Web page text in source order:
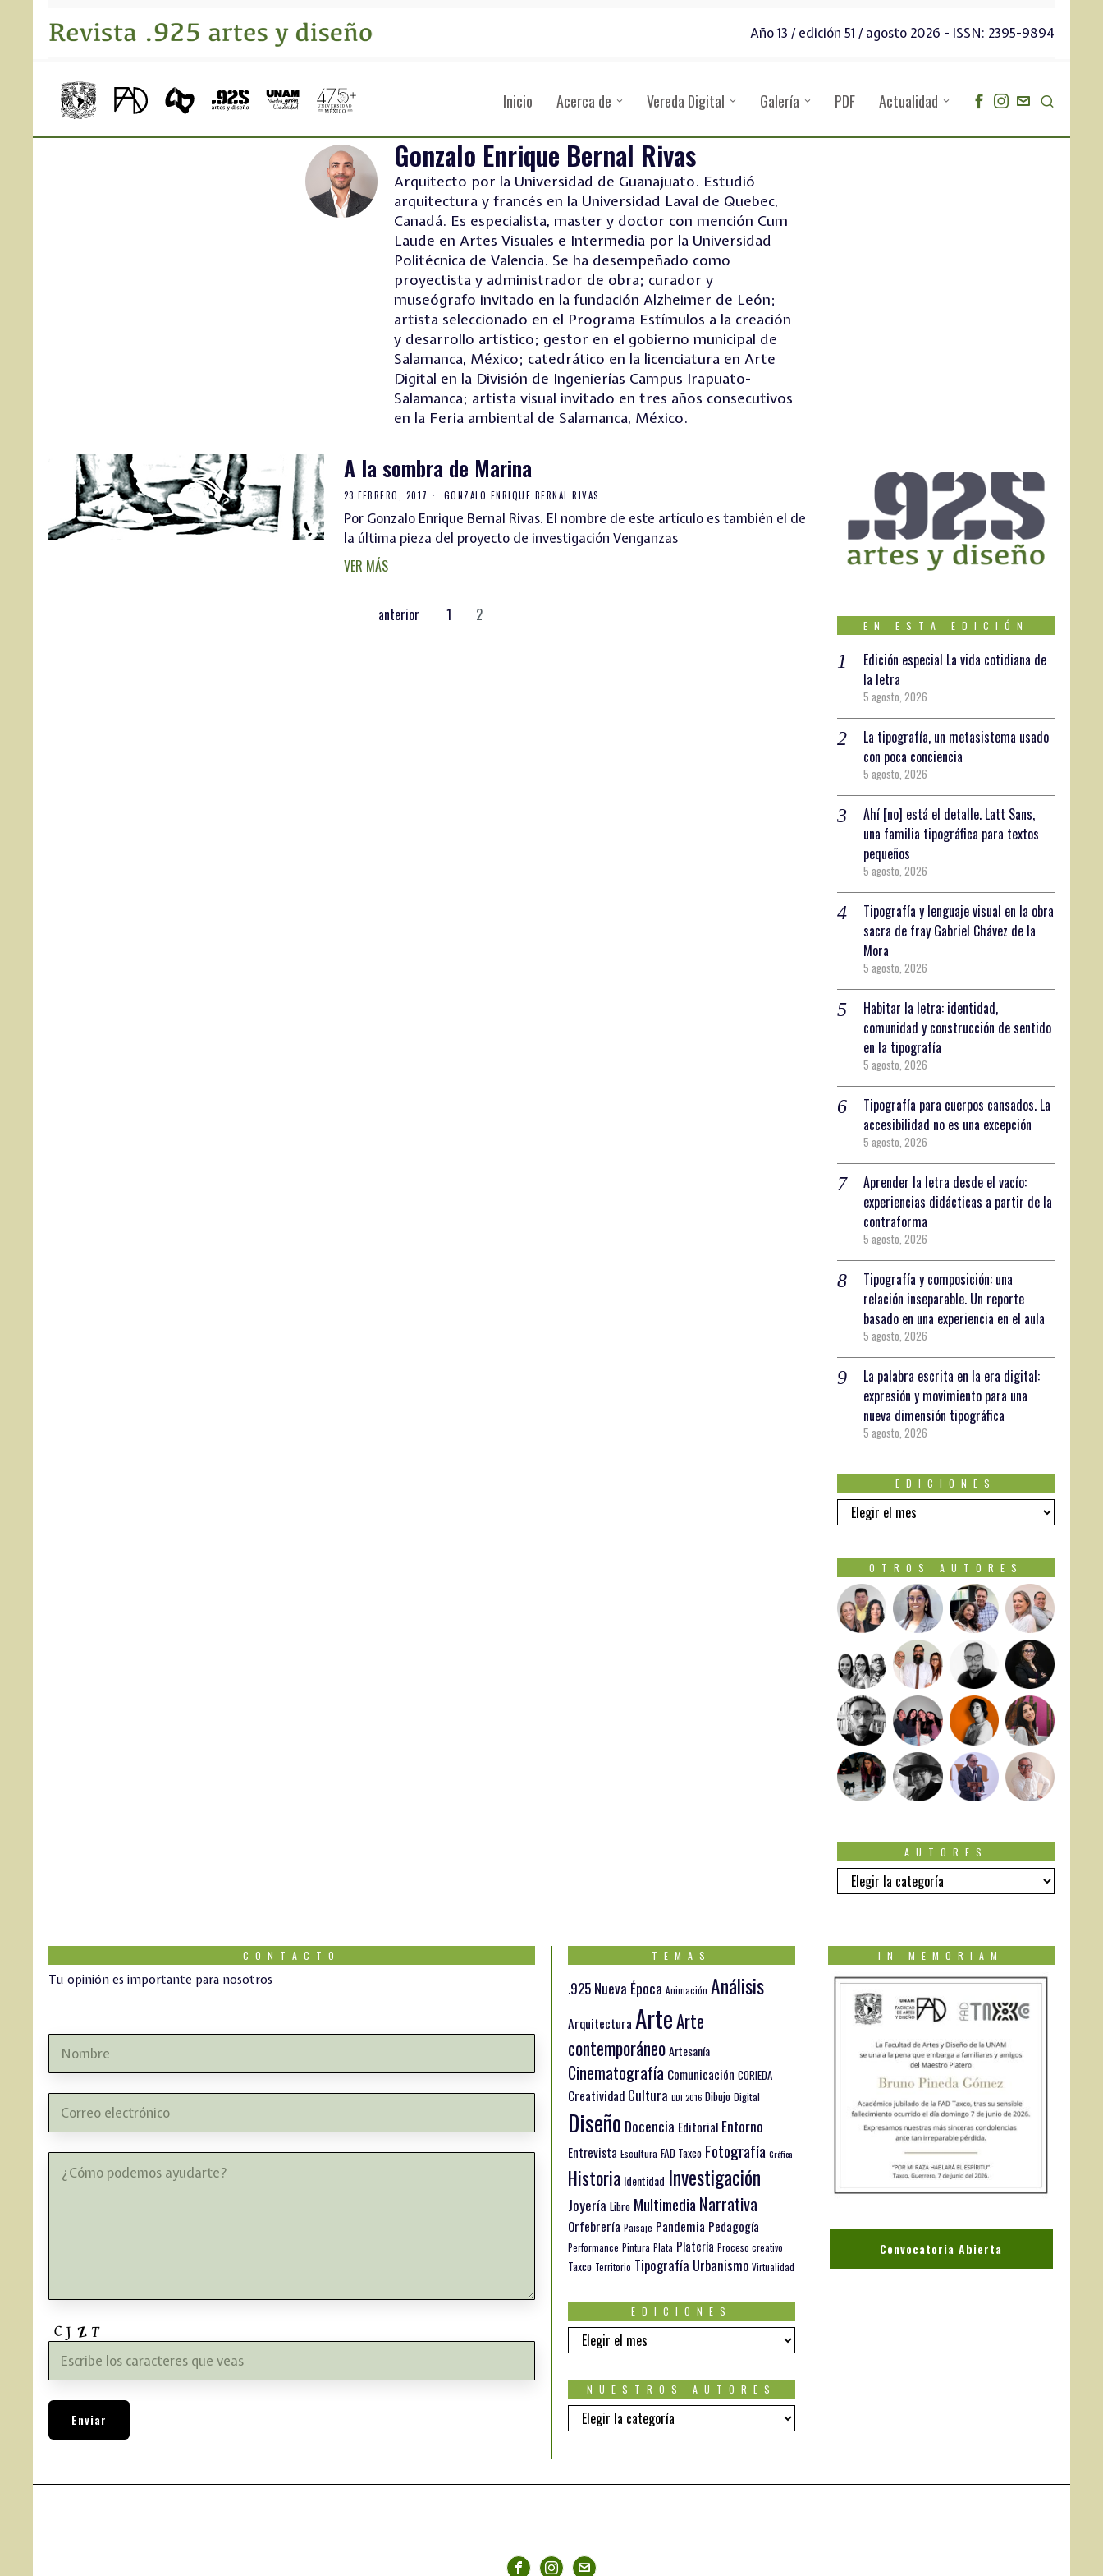
Año 13 / edición 51 / agosto 2026 - ISSN: 2395-9894
Inicio Acerca de Vereda Digital Galería PDF Actualidad
Gonzalo Enrique Bernal Rivas
Arquitecto por la Universidad de Guanajuato. Estudió
arquitectura y francés en la Universidad Laval de Quebec,
Canadá. Es especialista, master y doctor con mención Cum
Laude en Artes Visuales e Intermedia por la Universidad
Politécnica de Valencia. Se ha desempeñado como
proyectista y administrador de obra; curador y
museógrafo invitado en la fundación Alzheimer de León;
artista seleccionado en el Programa Estímulos a la creación
y desarrollo artístico; gestor en el gobierno municipal de
Salamanca, México; catedrático en la licenciatura en Arte
Digital en la División de Ingenierías Campus Irapuato-
Salamanca; artista visual invitado en tres años consecutivos
en la Feria ambiental de Salamanca, México.
A la sombra de Marina
23 FEBRERO, 2017 GONZALO ENRIQUE BERNAL RIVAS
Por Gonzalo Enrique Bernal Rivas. El nombre de este artículo es también el de
la última pieza del proyecto de investigación Venganzas
VER MÁS
anterior 1 2
EN ESTA EDICIÓN
Edición especial La vida cotidiana de
la letra
5 agosto, 2026
La tipografía, un metasistema usado
con poca conciencia
5 agosto, 2026
Ahí [no] está el detalle. Latt Sans,
una familia tipográfica para textos
pequeños
5 agosto, 2026
Tipografía y lenguaje visual en la obra
sacra de fray Gabriel Chávez de la
Mora
5 agosto, 2026
Habitar la letra: identidad,
comunidad y construcción de sentido
en la tipografía
5 agosto, 2026
Tipografía para cuerpos cansados. La
accesibilidad no es una excepción
5 agosto, 2026
Aprender la letra desde el vacío:
experiencias didácticas a partir de la
contraforma
5 agosto, 2026
Tipografía y composición: una
relación inseparable. Un reporte
basado en una experiencia en el aula
5 agosto, 2026
La palabra escrita en la era digital:
expresión y movimiento para una
nueva dimensión tipográfica
5 agosto, 2026
EDICIONES
EDICIONES
OTROS AUTORES
AUTORES
Autores
CONTACTO
Tu opinión es importante para nosotros
TEMAS
.925 Nueva Época Animación Análisis
Arquitectura ArteArte
contemporáneoArtesanía
Cinematografía Comunicación CORIEDA
Creatividad Cultura DDT 2016 Dibujo Digital
Diseño Docencia Editorial Entorno
Entrevista Escultura FAD Taxco Fotografía Gráfica
Historia Identidad Investigación
Joyería Libro Multimedia Narrativa
Orfebrería Paisaje Pandemia Pedagogía
Performance Pintura Plata Platería Proceso creativo
Taxco Territorio Tipografía Urbanismo Virtualidad
EDICIONES
EDICIONES
NUESTROS AUTORES
Nuestros
autores
IN MEMORIAM
Convocatoria Abierta